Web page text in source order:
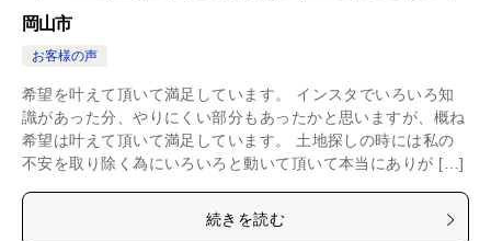
岡山市
お客様の声
希望を叶えて頂いて満足しています。 インスタでいろいろ知
識があった分、やりにくい部分もあったかと思いますが、概ね
希望は叶えて頂いて満足しています。 土地探しの時には私の
不安を取り除く為にいろいろと動いて頂いて本当にありが […]
続きを読む